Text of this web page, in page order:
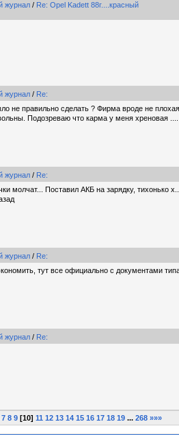
журнал / Re: Opel Kadett 88г....красный
журнал / Re:
не правильно сделать ? Фирма вроде не
Подозреваю что карма у меня хреновая ....
журнал / Re:
молчат... Поставил АКБ на зарядку, тихонько
журнал / Re:
тут все официально с документами
журнал / Re:
7 8 9 [10] 11 12 13 14 15 16 17 18 19 ... 268 »»»